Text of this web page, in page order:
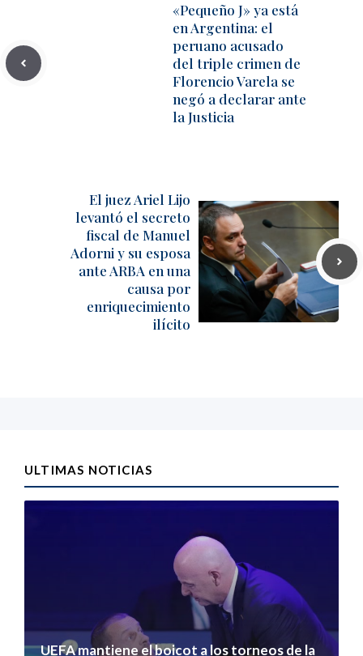
«Pequeño J» ya está
en Argentina: el
peruano acusado
del triple crimen de
Florencio Varela se
negó a declarar ante
la Justicia
El juez Ariel Lijo
levantó el secreto
fiscal de Manuel
Adorni y su esposa
ante ARBA en una
causa por
enriquecimiento
ilícito
ULTIMAS NOTICIAS
UEFA mantiene el boicot a los torneos de la